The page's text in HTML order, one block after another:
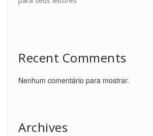
Recent Comments
Nenhum comentário para mostrar.
Archives